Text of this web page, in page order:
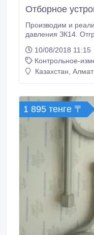
Отборное
Производим и
давления ЗК14.
Гарантия, производитель, не требует обязательной
сертификации..
10/08/2018 11:15
Контрольное-
Казахстан,
1 895 тенге 〒